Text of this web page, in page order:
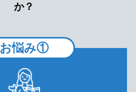
か？
お悩み①